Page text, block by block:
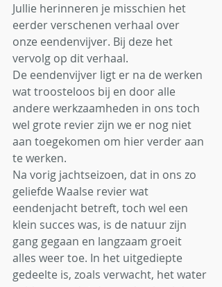
Jullie herinneren je misschien het
eerder verschenen verhaal over
onze eendenvijver. Bij deze het
vervolg op dit verhaal.
De eendenvijver ligt er na de werken
wat troosteloos bij en door alle
andere werkzaamheden in ons toch
wel grote revier zijn we er nog niet
aan toegekomen om hier verder aan
te werken.
Na vorig jachtseizoen, dat in ons zo
geliefde Waalse revier wat
eendenjacht betreft, toch wel een
klein succes was, is de natuur zijn
gang gegaan en langzaam groeit
alles weer toe. In het uitgediepte
gedeelte is, zoals verwacht, het water